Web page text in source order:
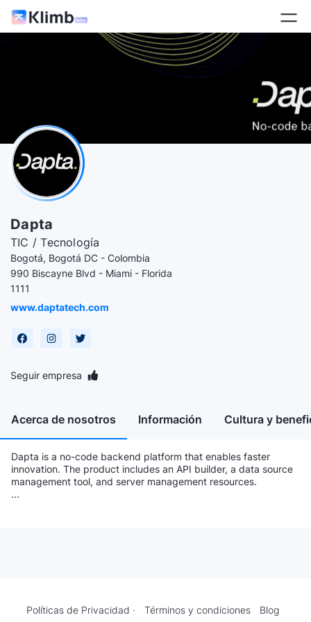
Dapta
TIC / Tecnología
Bogotá, Bogotá DC - Colombia
990 Biscayne Blvd - Miami - Florida
1111
www.daptatech.com
Seguir empresa
Acerca de nosotros Información Cultura y
Dapta is a no-code backend platform that enables faster
innovation. The product includes an API builder, a data source
management tool, and server management resources.
...
Políticas de Privacidad · Términos y condiciones Blog